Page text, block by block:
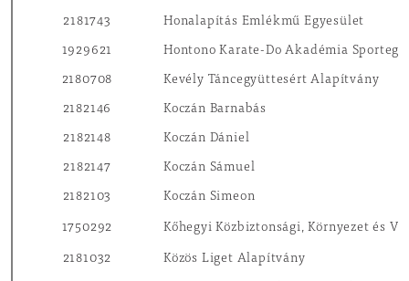
2181743 Honalapítás Emlékmű Egyesület
1929621 Hontono Karate-Do Akadémia
2180708 Kevély Táncegyüttesért Alapítvány
2182146 Koczán Barnabás
2182148 Koczán Dániel
2182147 Koczán Sámuel
2182103 Koczán Simeon
1750292 Kőhegyi Közbiztonsági, Környezet és
2181032 Közös Liget Alapítvány